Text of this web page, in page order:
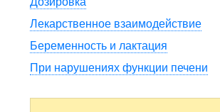
Лекарственное взаимодействие
Беременность и лактация
При нарушениях функции печени